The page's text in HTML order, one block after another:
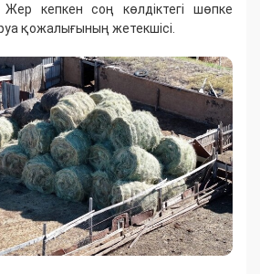
кепкен соң көлдіктегі шөпке
қожалығының жетекшісі.